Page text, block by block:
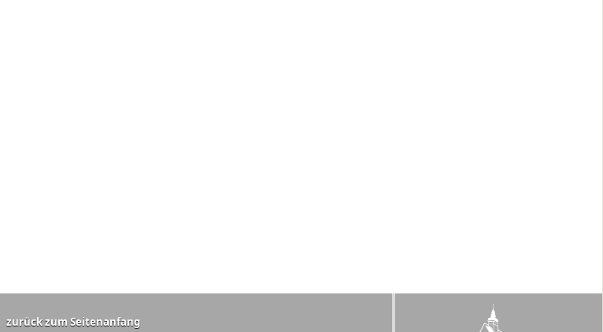
zurück zum Seitenanfang